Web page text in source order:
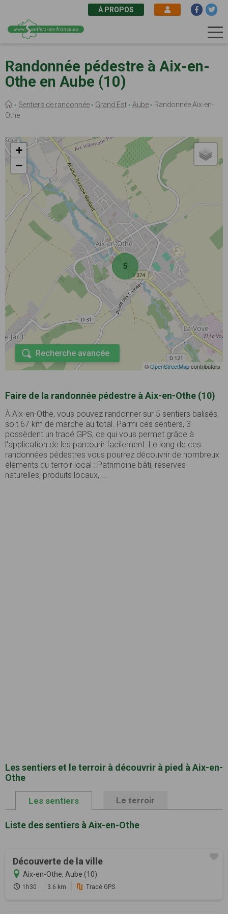
au
contenu
principal
À PROPOS
Randonnée pédestre à Aix-en-
Othe en Aube (10)
Fil
d'Ariane
Sentiers de randonnée Grand Est Aube
Randonnée Aix-en-
Othe
5
+
−
©OpenStreetMapcontributors
Recherche avancée
Faire de la randonnée pédestre à Aix-en-Othe (10)
À Aix-en-Othe, vous pouvez randonner sur 5 sentiers balisés,
soit 67 km de marche au total. Parmi ces sentiers, 3
possèdent un tracé GPS, ce qui vous permet grâce à
l'application de les parcourir facilement. Le long de ces
randonnées pédestres vous pourrez découvrir de nombreux
éléments du terroir local : Patrimoine bâti, réserves
naturelles, produits locaux, ...
Les sentiers et le terroir à découvrir à pied à Aix-en-
Othe
Les sentiers Le terroir
Liste des sentiers à Aix-en-Othe
Découverte de la ville
Aix-en-Othe, Aube (10)
1h30 3.6 km Tracé GPS